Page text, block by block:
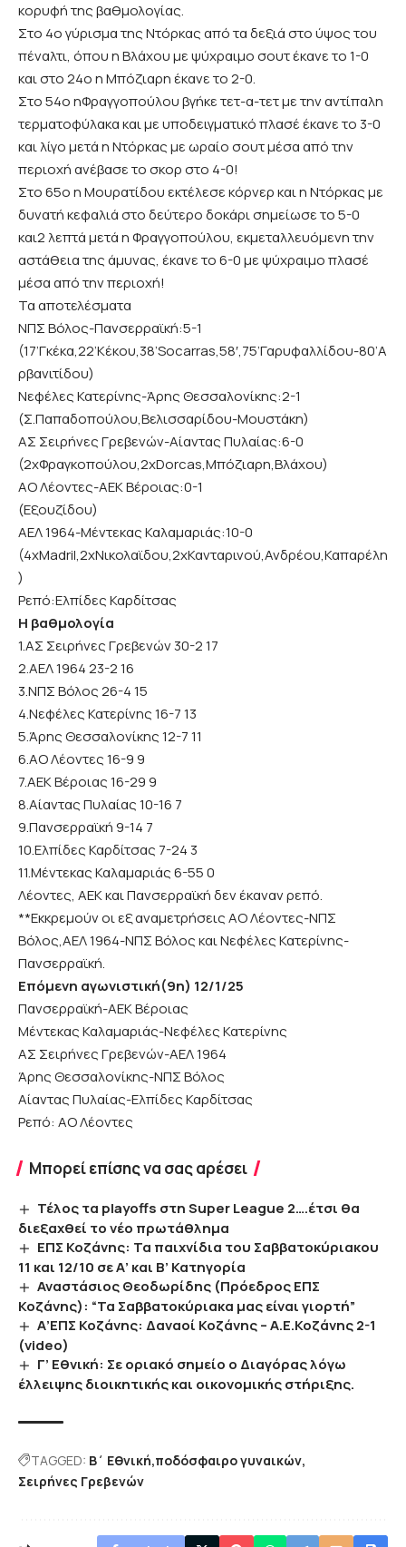
κορυφή της βαθμολογίας.
Στο 4ο γύρισμα της Ντόρκας από τα δεξιά στο ύψος του
πέναλτι, όπου η Βλάχου με ψύχραιμο σουτ έκανε το 1-0
και στο 24ο η Μπόζιαρη έκανε το 2-0.
Στο 54ο ηΦραγγοπούλου βγήκε τετ-α-τετ με την αντίπαλη
τερματοφύλακα και με υποδειγματικό πλασέ έκανε το 3-0
και λίγο μετά η Ντόρκας με ωραίο σουτ μέσα από την
περιοχή ανέβασε το σκορ στο 4-0!
Στο 65ο η Μουρατίδου εκτέλεσε κόρνερ και η Ντόρκας με
δυνατή κεφαλιά στο δεύτερο δοκάρι σημείωσε το 5-0
και2 λεπτά μετά η Φραγγοπούλου, εκμεταλλευόμενη την
αστάθεια της άμυνας, έκανε το 6-0 με ψύχραιμο πλασέ
μέσα από την περιοχή!
Τα αποτελέσματα
ΝΠΣ Βόλος-Πανσερραϊκή:5-1
(17’Γκέκα,22’Κέκου,38’Socarras,58′,75’Γαρυφαλλίδου-80’Α
ρβανιτίδου)
Νεφέλες Κατερίνης-Άρης Θεσσαλονίκης:2-1
(Σ.Παπαδοπούλου,Βελισσαρίδου-Μουστάκη)
ΑΣ Σειρήνες Γρεβενών-Αίαντας Πυλαίας:6-0
(2xΦραγκοπούλου,2xDorcas,Μπόζιαρη,Βλάχου)
ΑΟ Λέοντες-ΑΕΚ Βέροιας:0-1
(Εξουζίδου)
ΑΕΛ 1964-Μέντεκας Καλαμαριάς:10-0
(4xMadril,2xΝικολαϊδου,2xΚανταρινού,Ανδρέου,Καπαρέλη
)
Ρεπό:Ελπίδες Καρδίτσας
Η βαθμολογία
1.ΑΣ Σειρήνες Γρεβενών 30-2 17
2.ΑΕΛ 1964 23-2 16
3.ΝΠΣ Βόλος 26-4 15
4.Νεφέλες Κατερίνης 16-7 13
5.Άρης Θεσσαλονίκης 12-7 11
6.ΑΟ Λέοντες 16-9 9
7.ΑΕΚ Βέροιας 16-29 9
8.Αίαντας Πυλαίας 10-16 7
9.Πανσερραϊκή 9-14 7
10.Ελπίδες Καρδίτσας 7-24 3
11.Μέντεκας Καλαμαριάς 6-55 0
Λέοντες, ΑΕΚ και Πανσερραϊκή δεν έκαναν ρεπό.
**Εκκρεμούν οι εξ αναμετρήσεις ΑΟ Λέοντες-ΝΠΣ
Βόλος,ΑΕΛ 1964-ΝΠΣ Βόλος και Νεφέλες Κατερίνης-
Πανσερραϊκή.
Επόμενη αγωνιστική(9η) 12/1/25
Πανσερραϊκή-ΑΕΚ Βέροιας
Μέντεκας Καλαμαριάς-Νεφέλες Κατερίνης
ΑΣ Σειρήνες Γρεβενών-ΑΕΛ 1964
Άρης Θεσσαλονίκης-ΝΠΣ Βόλος
Αίαντας Πυλαίας-Ελπίδες Καρδίτσας
Ρεπό: ΑΟ Λέοντες
Μπορεί επίσης να σας αρέσει
Τέλος τα playoffs στη Super League 2….έτσι θα
διεξαχθεί το νέο πρωτάθλημα
ΕΠΣ Κοζάνης: Τα παιχνίδια του Σαββατοκύριακου
11 και 12/10 σε Α’ και Β’ Κατηγορία
Αναστάσιος Θεοδωρίδης (Πρόεδρος ΕΠΣ
Κοζάνης): “Τα Σαββατοκύριακα μας είναι γιορτή”
Α’ΕΠΣ Κοζάνης: Δαναοί Κοζάνης – Α.Ε.Κοζάνης 2-1
(video)
Γ’ Εθνική: Σε οριακό σημείο ο Διαγόρας λόγω
έλλειψης διοικητικής και οικονομικής στήριξης.
TAGGED: Β΄ Εθνική ποδόσφαιρο γυναικών
Σειρήνες Γρεβενών